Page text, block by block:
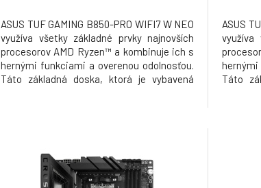
ASUS TUF GAMING B850-PRO WIFI7 W NEO
využíva všetky základné prvky najnovších
procesorov AMD Ryzen™ a kombinuje ich s
hernými funkciami a overenou odolnosťou.
Táto základná doska, ktorá je vybavená
ASUS
využíva
Táto